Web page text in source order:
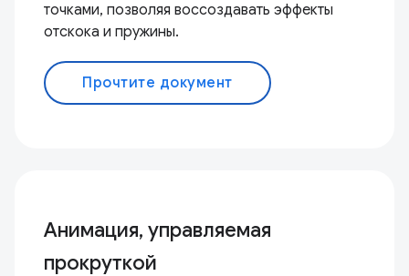
точками, позволяя воссоздавать эффекты
отскока и пружины.
Прочтите документ
Анимация, управляемая
прокруткой